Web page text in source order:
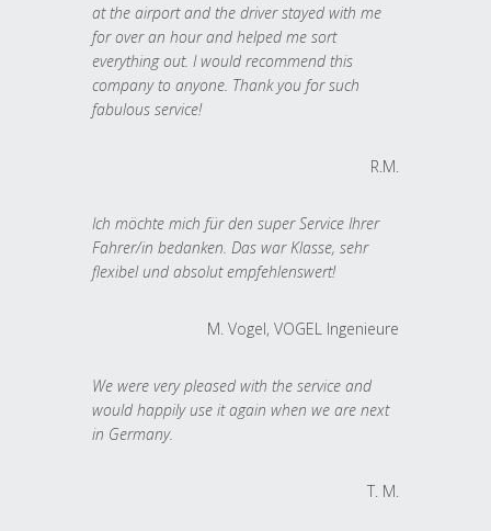
at the airport and the driver stayed with me
for over an hour and helped me sort
everything out. I would recommend this
company to anyone. Thank you for such
fabulous service!
R.M.
Ich möchte mich für den super Service Ihrer
Fahrer/in bedanken. Das war Klasse, sehr
flexibel und absolut empfehlenswert!
M. Vogel, VOGEL Ingenieure
We were very pleased with the service and
would happily use it again when we are next
in Germany.
T. M.